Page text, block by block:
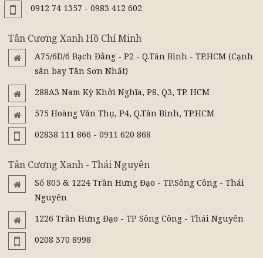
0912 74 1357 - 0983 412 602
Tân Cương Xanh Hồ Chí Minh
A75/6D/6 Bạch Đằng - P2 - Q.Tân Bình - TP.HCM (Cạnh
sân bay Tân Sơn Nhất)
288A3 Nam Kỳ Khởi Nghĩa, P8, Q3, TP. HCM
575 Hoàng Văn Thụ, P4, Q.Tân Bình, TP.HCM
02838 111 866 - 0911 620 868
Tân Cương Xanh - Thái Nguyên
Số 805 & 1224 Trần Hưng Đạo - TP.Sông Công - Thái
Nguyên
1226 Trần Hưng Đạo - TP Sông Công - Thái Nguyên
0208 370 8998